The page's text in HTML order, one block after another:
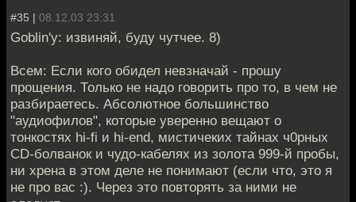
#35 | 08.12.03 23:31
Goblin'у: извиняй, буду чутчее. 8)
Всем: Если кого обидел невзначай - прошу
прощения. Только не надо говорить про то, в чем не
разбираетесь. Абсолютное большинство
"аудиофилов", которые уверенно вещают о
тонкостях hi-fi и hi-end, мистичеких тайнах ч0рных
CD-болванок и чудо-кабелях из золота 999-й пробы,
ни хрена в этом деле не понимают (если что, это я
не про вас :). Через это повторять за ними не